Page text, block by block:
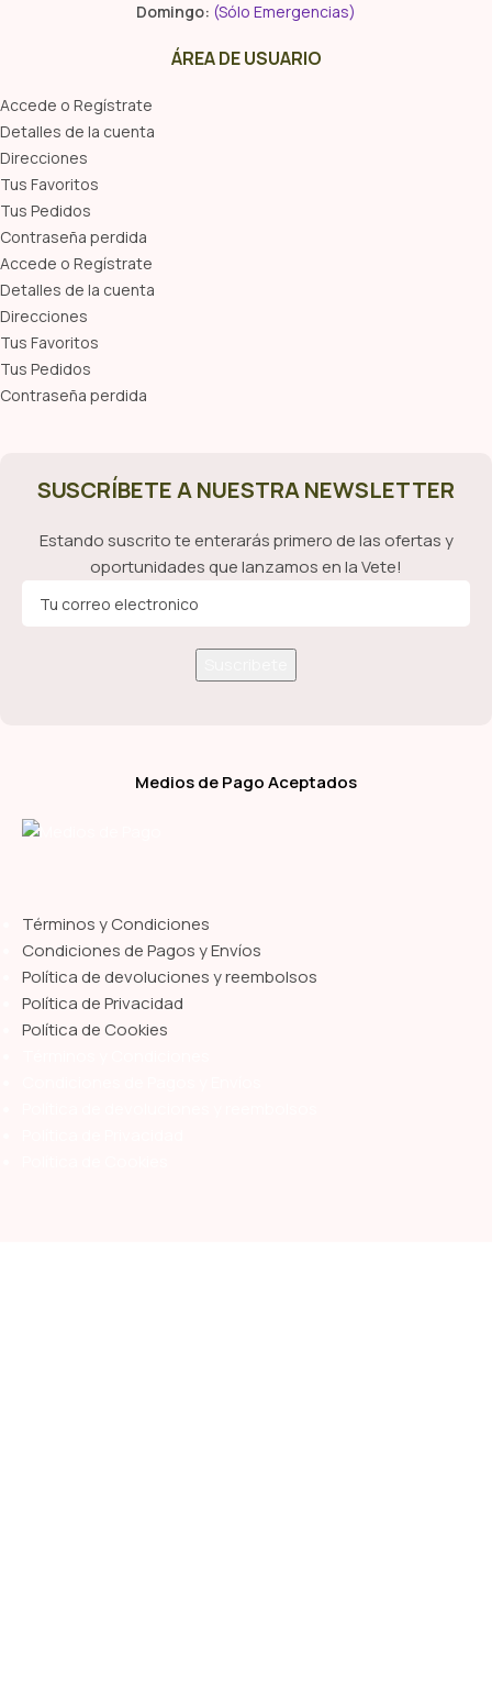
Domingo: (Sólo Emergencias)
ÁREA DE USUARIO
Accede o Regístrate
Detalles de la cuenta
Direcciones
Tus Favoritos
Tus Pedidos
Contraseña perdida
Accede o Regístrate
Detalles de la cuenta
Direcciones
Tus Favoritos
Tus Pedidos
Contraseña perdida
SUSCRÍBETE A NUESTRA NEWSLETTER
Estando suscrito te enterarás primero de las ofertas y
oportunidades que lanzamos en la Vete!
Medios de Pago Aceptados
Términos y Condiciones
Condiciones de Pagos y Envíos
Política de devoluciones y reembolsos
Política de Privacidad
Política de Cookies